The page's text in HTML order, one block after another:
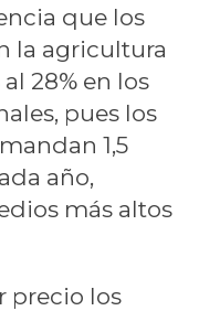
que los
la agricultura
28% en los
pues los
1,5
año,
más altos
precio los